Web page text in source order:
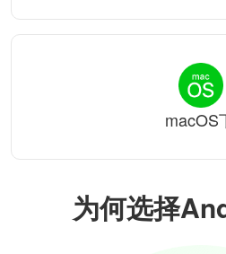
为何选择
macOS